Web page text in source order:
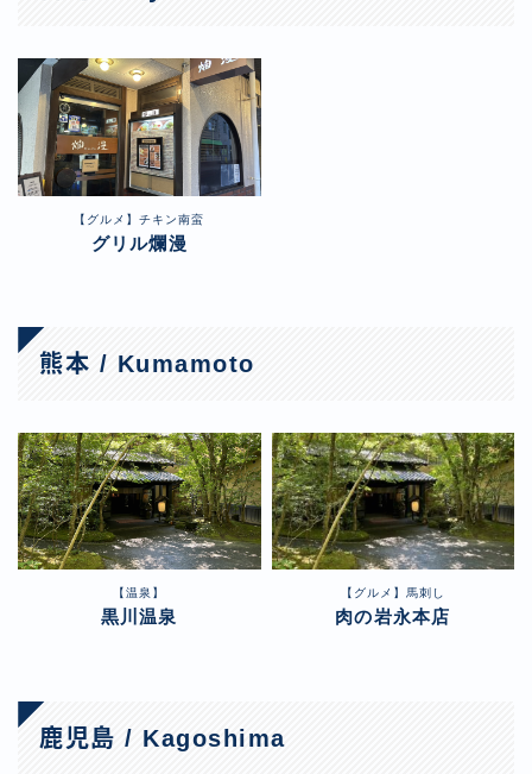
【グルメ】チキン南蛮
グリル爛漫
熊本 / Kumamoto
【温泉】
黒川温泉
【グルメ】馬刺し
肉の岩永本店
鹿児島 / Kagoshima